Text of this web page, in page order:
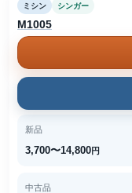
ミシン シンガー
M1005
新品
3,700〜14,800円
中古品